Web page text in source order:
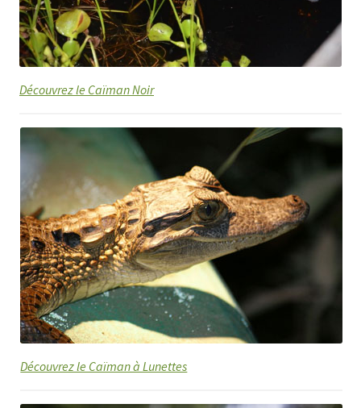
Découvrez le Caïman Noir
Découvrez le Caïman à Lunettes